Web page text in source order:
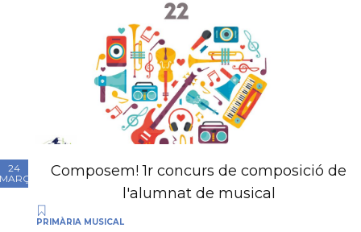
24
Composem! 1r concurs de composició de
l'alumnat de musical
PRIMÀRIA MUSICAL